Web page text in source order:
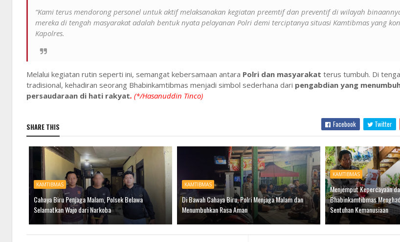
“Kami terus mendorong personel untuk aktif melaksanakan kegiatan preemtif dan preventif di wilayah
mereka di tengah masyarakat adalah bentuk nyata pelayanan Polri demi terciptanya situasi Kamtibmas yang
Kapolres.
Melalui kegiatan rutin seperti ini, semangat kebersamaan antara Polri dan masyarakat terus tumbuh. Di
tradisional, kehadiran seorang Bhabinkamtibmas menjadi simbol sederhana dari pengabdian yang
persaudaraan di hati rakyat. (*/Hasanuddin Tinco)
SHARE THIS Facebook Twitter
KAMTIBMAS
Cahaya Biru Penjaga Malam, Polsek Belawa
Selamatkan Wajo dari Narkoba
KAMTIBMAS
Di Bawah Cahaya Biru, Polri Menjaga Malam dan
Menumbuhkan Rasa Aman
KAMTIBMAS
Menjemput Kepercayaan
Bhabinkamtibmas
Sentuhan Kemanusiaan